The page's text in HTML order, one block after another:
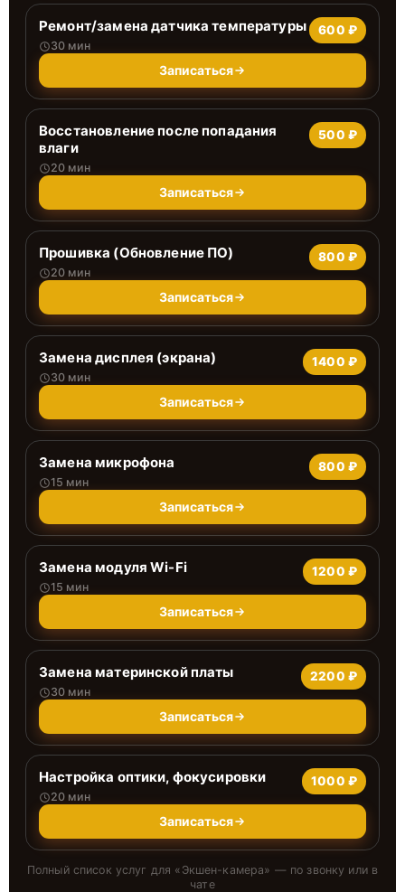
Ремонт/замена датчика температуры
30 мин
600 ₽
Записаться
Восстановление после попадания
влаги
20 мин
500 ₽
Записаться
Прошивка (Обновление ПО)
20 мин
800 ₽
Записаться
Замена дисплея (экрана)
30 мин
1400 ₽
Записаться
Замена микрофона
15 мин
800 ₽
Записаться
Замена модуля Wi-Fi
15 мин
1200 ₽
Записаться
Замена материнской платы
30 мин
2200 ₽
Записаться
Настройка оптики, фокусировки
20 мин
1000 ₽
Записаться
Полный список услуг для « Экшен-камера» — по звонку или в
чате